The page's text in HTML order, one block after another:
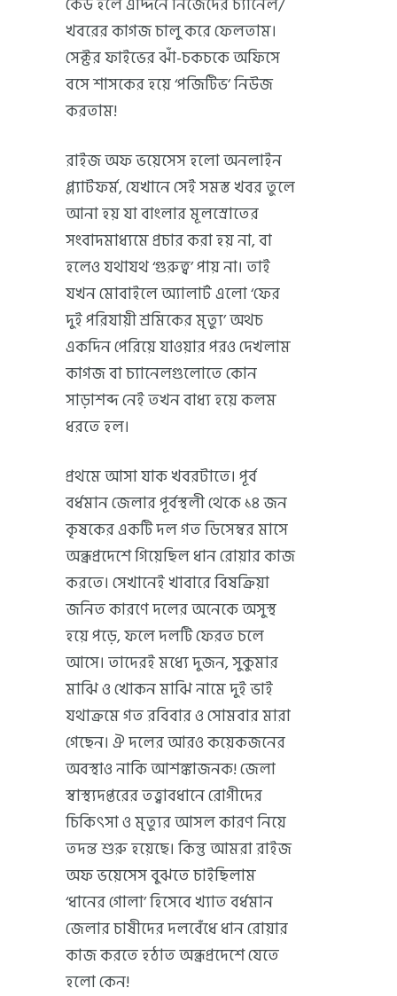
খবরের কাগজ চালু করে ফেলতাম।
সেক্টর ফাইভের ঝাঁ-চকচকে অফিসে
বসে শাসকের হয়ে ‘পজিটিভ’ নিউজ
করতাম!
রাইজ অফ ভয়েসেস হলো অনলাইন
প্ল্যাটফর্ম, যেখানে সেই সমস্ত খবর তুলে
আনা হয় যা বাংলার মূলস্রোতের
সংবাদমাধ্যমে প্রচার করা হয় না, বা
হলেও যথাযথ ‘গুরুত্ব’ পায় না। তাই
যখন মোবাইলে অ্যালার্ট এলো ‘ফের
দুই পরিযায়ী শ্রমিকের মৃত্যু’ অথচ
একদিন পেরিয়ে যাওয়ার পরও দেখলাম
কাগজ বা চ্যানেলগুলোতে কোন
সাড়াশব্দ নেই তখন বাধ্য হয়ে কলম
ধরতে হল।
প্রথমে আসা যাক খবরটাতে। পূর্ব
বর্ধমান জেলার পূর্বস্থলী থেকে ১৪ জন
কৃষকের একটি দল গত ডিসেম্বর মাসে
অন্ধ্রপ্রদেশে গিয়েছিল ধান রোয়ার কাজ
করতে। সেখানেই খাবারে বিষক্রিয়া
জনিত কারণে দলের অনেকে অসুস্থ
হয়ে পড়ে, ফলে দলটি ফেরত চলে
আসে। তাদেরই মধ্যে দুজন, সুকুমার
মাঝি ও খোকন মাঝি নামে দুই ভাই
যথাক্রমে গত রবিবার ও সোমবার মারা
গেছেন। ঐ দলের আরও কয়েকজনের
অবস্থাও নাকি আশঙ্কাজনক! জেলা
স্বাস্থ্যদপ্তরের তত্ত্বাবধানে রোগীদের
চিকিৎসা ও মৃত্যুর আসল কারণ নিয়ে
তদন্ত শুরু হয়েছে। কিন্তু আমরা রাইজ
অফ ভয়েসেস বুঝতে চাইছিলাম
‘ধানের গোলা’ হিসেবে খ্যাত বর্ধমান
জেলার চাষীদের দলবেঁধে ধান রোয়ার
কাজ করতে হঠাত অন্ধ্রপ্রদেশে যেতে
হলো কেন!